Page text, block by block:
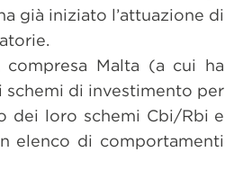
già iniziato l’attuazione di
compresa Malta (a cui ha
di investimento per
dei loro schemi Cbi/Rbi e
elenco di comportamenti